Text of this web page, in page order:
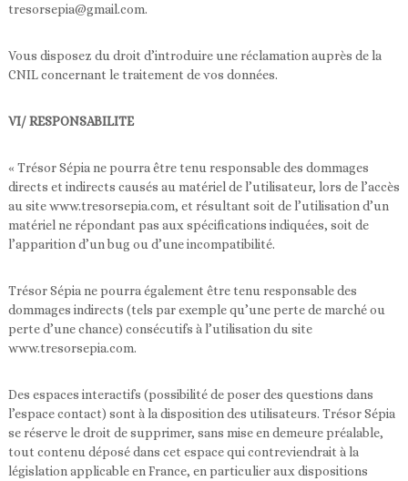
tresorsepia@gmail.com.
Vous disposez du droit d’introduire une réclamation auprès de la
CNIL concernant le traitement de vos données.
VI/ RESPONSABILITE
« Trésor Sépia ne pourra être tenu responsable des dommages
directs et indirects causés au matériel de l’utilisateur, lors de l’accès
au site www.tresorsepia.com, et résultant soit de l’utilisation d’un
matériel ne répondant pas aux spécifications indiquées, soit de
l’apparition d’un bug ou d’une incompatibilité.
Trésor Sépia ne pourra également être tenu responsable des
dommages indirects (tels par exemple qu’une perte de marché ou
perte d’une chance) consécutifs à l’utilisation du site
www.tresorsepia.com.
Des espaces interactifs (possibilité de poser des questions dans
l’espace contact) sont à la disposition des utilisateurs. Trésor Sépia
se réserve le droit de supprimer, sans mise en demeure préalable,
tout contenu déposé dans cet espace qui contreviendrait à la
législation applicable en France, en particulier aux dispositions